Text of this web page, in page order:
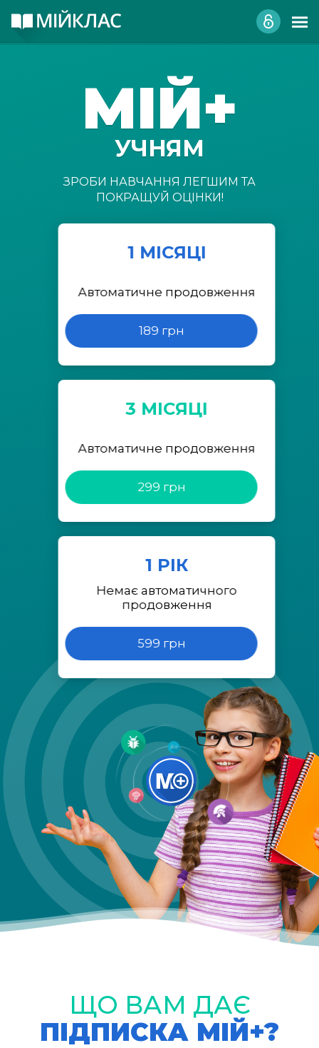
МІЙ+
УЧНЯМ
ЗРОБИ НАВЧАННЯ ЛЕГШИМ ТА
ПОКРАЩУЙ ОЦІНКИ!
1 МІСЯЦІ
Автоматичне продовження
189 грн
3 МІСЯЦІ
Автоматичне продовження
299 грн
1 РІК
Немає автоматичного
продовження
599 грн
ЩО ВАМ ДАЄ
ПІДПИСКА МІЙ+?